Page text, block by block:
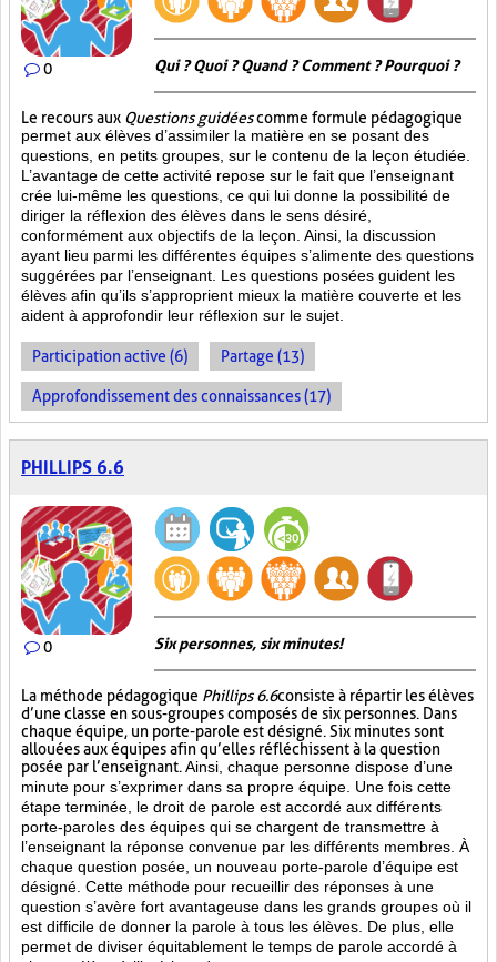
0 Qui ? Quoi ? Quand ? Comment ? Pourquoi ?
Le recours aux Questions guidéescomme formule pédagogique
permet aux élèves d’assimiler la matière en se posant des
questions, en petits groupes, sur le contenu de la leçon étudiée.
L’avantage de cette activité repose sur le fait que l’enseignant
crée lui-même les questions, ce qui lui donne la possibilité de
diriger la réflexion des élèves dans le sens désiré,
conformément aux objectifs de la leçon. Ainsi, la discussion
ayant lieu parmi les différentes équipes s’alimente des questions
suggérées par l’enseignant. Les questions posées guident les
élèves afin qu’ils s’approprient mieux la matière couverte et les
aident à approfondir leur réflexion sur le sujet.
Participation active (6) Partage (13)
Approfondissement des connaissances (17)
PHILLIPS 6.6
0 Six personnes, six minutes!
La méthode pédagogique Phillips 6.6consiste à répartir les élèves
d’une classe en sous-groupes composés de six personnes. Dans
chaque équipe, un porte-parole est désigné. Six minutes sont
allouées aux équipes afin qu’elles réfléchissent à la question
posée par l’enseignant. Ainsi, chaque personne dispose d’une
minute pour s’exprimer dans sa propre équipe. Une fois cette
étape terminée, le droit de parole est accordé aux différents
porte-paroles des équipes qui se chargent de transmettre à
l’enseignant la réponse convenue par les différents membres. À
chaque question posée, un nouveau porte-parole d’équipe est
désigné. Cette méthode pour recueillir des réponses à une
question s’avère fort avantageuse dans les grands groupes où il
est difficile de donner la parole à tous les élèves. De plus, elle
permet de diviser équitablement le temps de parole accordé à